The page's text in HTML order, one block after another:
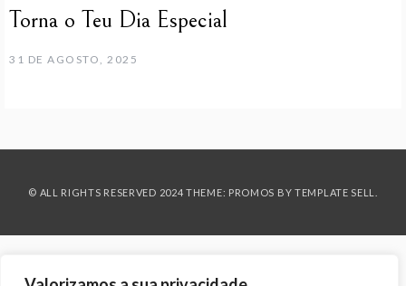
Torna o Teu Dia Especial
31 DE AGOSTO, 2025
© ALL RIGHTS RESERVED 2024 THEME: PROMOS BY TEMPLATE SELL